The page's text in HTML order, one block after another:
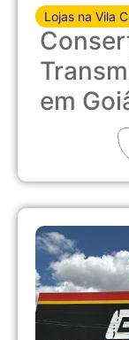
Lojas na Vila
em